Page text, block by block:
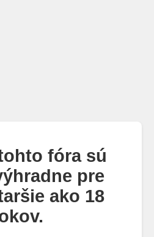
fóra sú
pre
ako 18